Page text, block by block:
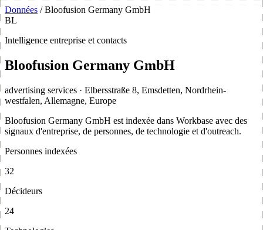
Données / Bloofusion Germany GmbH
BL
Intelligence entreprise et contacts
Bloofusion Germany GmbH
advertising services · Elbersstraße 8, Emsdetten, Nordrhein-
westfalen, Allemagne, Europe
Bloofusion Germany GmbH est indexée dans Workbase avec des
signaux d'entreprise, de personnes, de technologie et d'outreach.
Personnes indexées
32
Décideurs
24